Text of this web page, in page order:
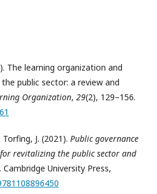
The learning organization and
public sector: a review and
Organization, 29(2), 129–156.
J. (2021). Public governance
revitalizing the public sector and
. Cambridge University Press,